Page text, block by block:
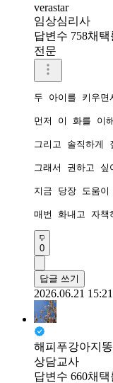
verastar
임상심리사
답변수 758채택
전문
두 아이를 키우
먼저 이 화를 이
그리고 솔직하
그래서 권하고
지금 당장 도움
0
답글 쓰기
2026.06.21 15:21
해피푸강아지똥
상담교사
답변수 660채택